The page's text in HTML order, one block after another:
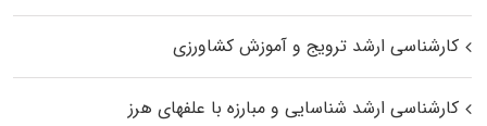
کارشناسی ارشد ترویج و آموزش کشاورزی
کارشناسی ارشد شناسایی و مبارزه با علفهای هرز